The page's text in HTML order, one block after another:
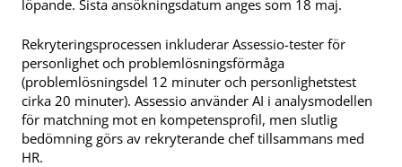
löpande. Sista ansökningsdatum anges som 18 maj.
Rekryteringsprocessen inkluderar Assessio-tester för
personlighet och problemlösningsförmåga
(problemlösningsdel 12 minuter och personlighetstest
cirka 20 minuter). Assessio använder AI i analysmodellen
för matchning mot en kompetensprofil, men slutlig
bedömning görs av rekryterande chef tillsammans med
HR.